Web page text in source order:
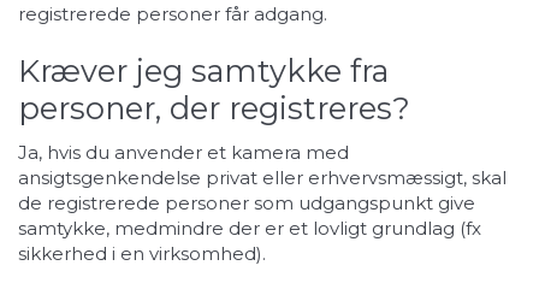
registrerede personer får adgang.
Kræver jeg samtykke fra
personer, der registreres?
Ja, hvis du anvender et kamera med
ansigtsgenkendelse privat eller erhvervsmæssigt, skal
de registrerede personer som udgangspunkt give
samtykke, medmindre der er et lovligt grundlag (fx
sikkerhed i en virksomhed).